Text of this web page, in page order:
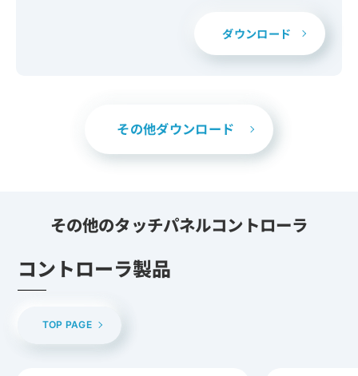
ダウンロード
その他ダウンロード
その他のタッチパネルコントローラ
コントローラ製品
TOP PAGE